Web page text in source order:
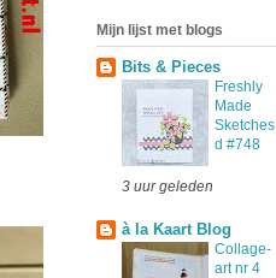
Mijn lijst met blogs
Bits & Pieces
Freshly
Made
Sketches
d #748
3 uur geleden
à la Kaart Blog
Collage-
art nr 4